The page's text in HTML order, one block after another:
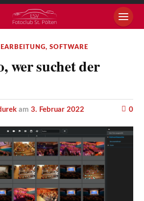
,SOFTWARE
wer suchet der
am3. Februar 2022 0